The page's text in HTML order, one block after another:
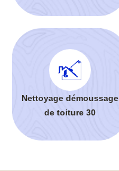
Nettoyage démoussage
de toiture 30